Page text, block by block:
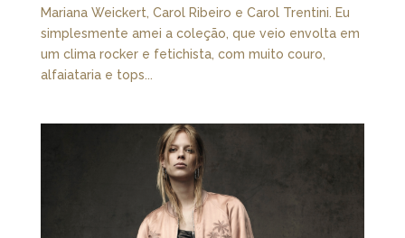
Mariana Weickert, Carol Ribeiro e Carol Trentini. Eu
simplesmente amei a coleção, que veio envolta em
um clima rocker e fetichista, com muito couro,
alfaiataria e tops...